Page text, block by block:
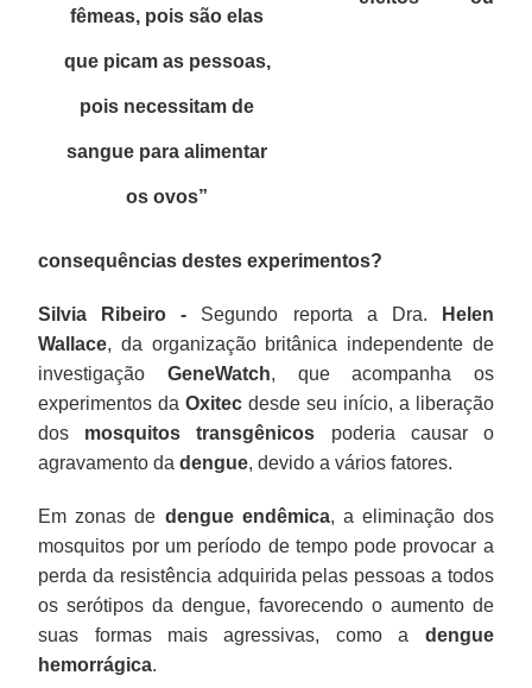
fêmeas, pois são elas
que picam as pessoas,
pois necessitam de
sangue para alimentar
os ovos”
consequências destes experimentos?
Silvia Ribeiro - Segundo reporta a Dra.
Helen
Wallace, da organização britânica independente de
investigação GeneWatch, que acompanha os
experimentos daOxitec desde seu início, a liberação
dos mosquitos transgênicos poderia causar o
agravamento dadengue, devido a vários fatores.
Em zonas de dengue endêmica, a eliminação dos
mosquitos por um período de tempo pode provocar a
perda da resistência adquirida pelas pessoas a todos
os serótipos da dengue, favorecendo o aumento de
suas formas mais agressivas, como a dengue
hemorrágica.